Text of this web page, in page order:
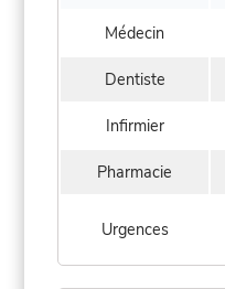
Médecin
Dentiste
Infirmier
Pharmacie
Urgences